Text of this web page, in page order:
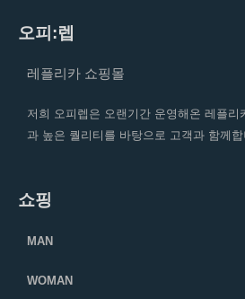
오피:렙
레플리카 쇼핑몰
저희 오피렙은 오랜기간 운영해온 레플리
과 높은 퀄리티를 바탕으로 고객과 함께합
쇼핑
MAN
WOMAN